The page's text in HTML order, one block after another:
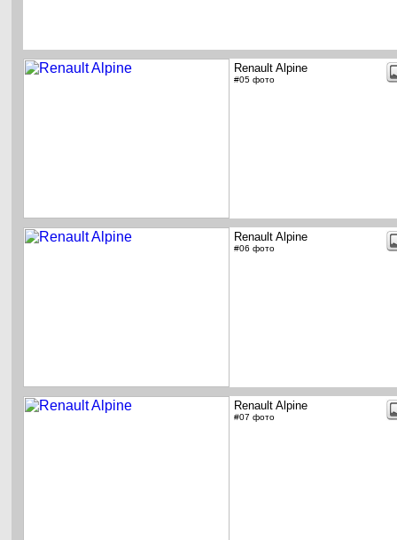
Renault Alpine
#05 фото
Renault Alpine
#06 фото
Renault Alpine
#07 фото